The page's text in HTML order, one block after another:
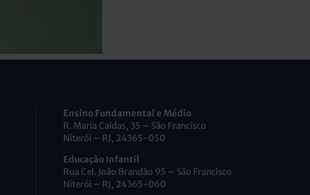
Ensino Fundamental e Médio
R. Maria Caldas, 35 – São Francisco
Niterói – RJ, 24365-050
Educação Infantil
Rua Cel. João Brandão 95 – São Francisco
Niterói – RJ, 24365-060